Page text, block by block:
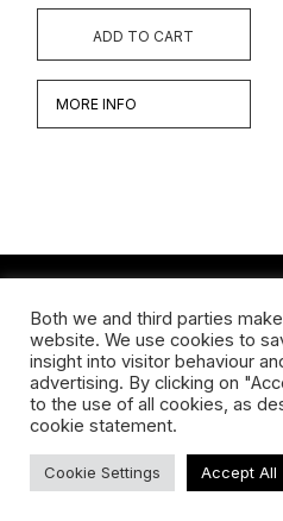
ADD TO CART
MORE INFO
Werken
Biografie
Interview
Both we and third parties
website. We use cookies to
insight into visitor behaviour
advertising. By clicking on
to the use of all cookies, as
cookie statement.
Cookie Settings Accept All